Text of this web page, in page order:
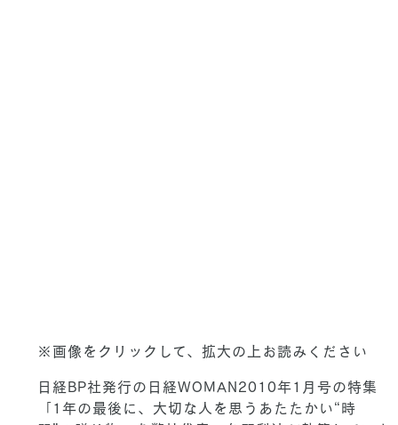
※画像をクリックして、拡大の上お読みください
日経BP社発行の日経WOMAN2010年1月号の特集
「1年の最後に、大切な人を思うあたたかい“時